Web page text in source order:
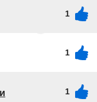
1
1
1